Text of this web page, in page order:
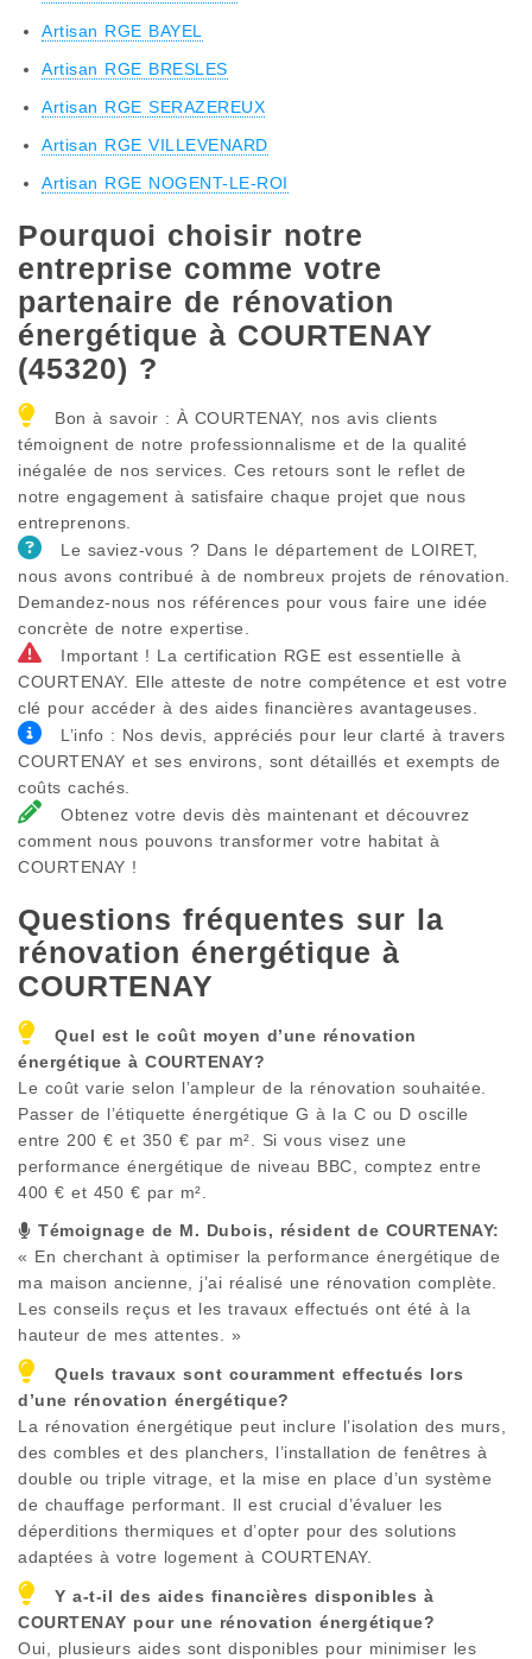
Artisan RGE BAYEL
Artisan RGE BRESLES
Artisan RGE SERAZEREUX
Artisan RGE VILLEVENARD
Artisan RGE NOGENT-LE-ROI
Pourquoi choisir notre
entreprise comme votre
partenaire de rénovation
énergétique à COURTENAY
(45320) ?
Bon à savoir : À COURTENAY, nos avis clients
témoignent de notre professionnalisme et de la qualité
inégalée de nos services. Ces retours sont le reflet de
notre engagement à satisfaire chaque projet que nous
entreprenons.
Le saviez-vous ? Dans le département de LOIRET,
nous avons contribué à de nombreux projets de rénovation.
Demandez-nous nos références pour vous faire une idée
concrète de notre expertise.
Important ! La certification RGE est essentielle à
COURTENAY. Elle atteste de notre compétence et est votre
clé pour accéder à des aides financières avantageuses.
L’info : Nos devis, appréciés pour leur clarté à travers
COURTENAY et ses environs, sont détaillés et exempts de
coûts cachés.
Obtenez votre devis dès maintenant et découvrez
comment nous pouvons transformer votre habitat à
COURTENAY !
Questions fréquentes sur la
rénovation énergétique à
COURTENAY
Quel est le coût moyen d’une rénovation
énergétique à COURTENAY?
Le coût varie selon l’ampleur de la rénovation souhaitée.
Passer de l’étiquette énergétique G à la C ou D oscille
entre 200 € et 350 € par m². Si vous visez une
performance énergétique de niveau BBC, comptez entre
400 € et 450 € par m².
Témoignage de M. Dubois, résident de COURTENAY:
« En cherchant à optimiser la performance énergétique de
ma maison ancienne, j’ai réalisé une rénovation complète.
Les conseils reçus et les travaux effectués ont été à la
hauteur de mes attentes. »
Quels travaux sont couramment effectués lors
d’une rénovation énergétique?
La rénovation énergétique peut inclure l’isolation des murs,
des combles et des planchers, l’installation de fenêtres à
double ou triple vitrage, et la mise en place d’un système
de chauffage performant. Il est crucial d’évaluer les
déperditions thermiques et d’opter pour des solutions
adaptées à votre logement à COURTENAY.
Y a-t-il des aides financières disponibles à
COURTENAY pour une rénovation énergétique?
Oui, plusieurs aides sont disponibles pour minimiser les